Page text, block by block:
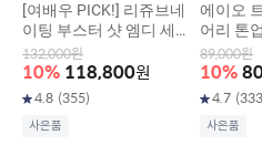
[여배우 PICK!] 리쥬브네
이팅 부스터 샷 엠디 세럼
30ml
132,000원
10% 118,800원
4.8 (355)
사은품
에이오
어리 톤
89,000원
10%
4.7 (333
사은품